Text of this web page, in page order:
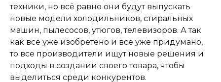
техники, но всё равно они будут выпускать
новые модели холодильников, стиральных
машин, пылесосов, утюгов, телевизоров. А так
как всё уже изобретено и все уже придумано,
то все производители ищут новые решения и
подходы в создании своего товара, чтобы
выделиться среди конкурентов.